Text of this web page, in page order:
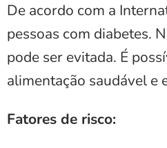
De acordo com a
pessoas com diabetes.
pode ser evitada. É
alimentação saudável e
Fatores de risco: